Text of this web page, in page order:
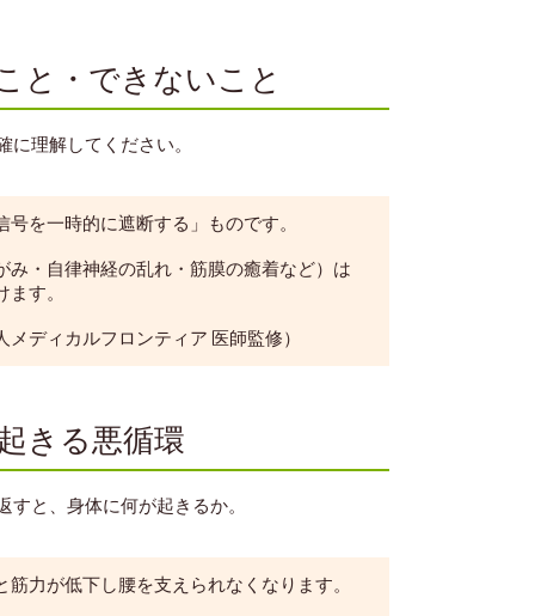
と・できないこと
に理解してください。
号を一時的に遮断する」ものです。
み・自律神経の乱れ・筋膜の癒着など）は
す。
メディカルフロンティア 医師監修）
きる悪循環
すと、身体に何が起きるか。
筋力が低下し腰を支えられなくなります。